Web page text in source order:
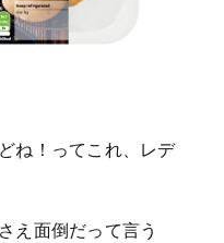
ね！ってこれ、レデ
え面倒だって言う